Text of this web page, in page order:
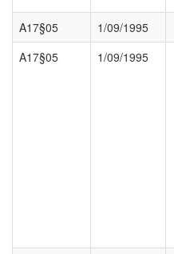
A17§05
1/09/1995
A17§05
1/09/1995